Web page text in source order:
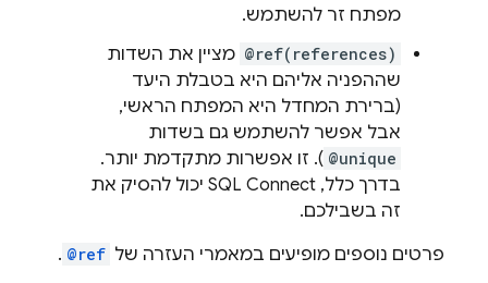
מפתח זר להשתמש.
@ref(references) מציין את השדות
שההפניה אליהם היא בטבלת היעד
(ברירת המחדל היא המפתח הראשי,
אבל אפשר להשתמש גם בשדות
@unique ). זו אפשרות מתקדמת יותר.
בדרך כלל, SQL Connect יכול להסיק את
זה בשבילכם.
פרטים נוספים מופיעים במאמרי העזרה של @ref
.